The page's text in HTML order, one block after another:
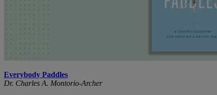
Everybody Paddles
Dr. Charles A. Montorio-Archer